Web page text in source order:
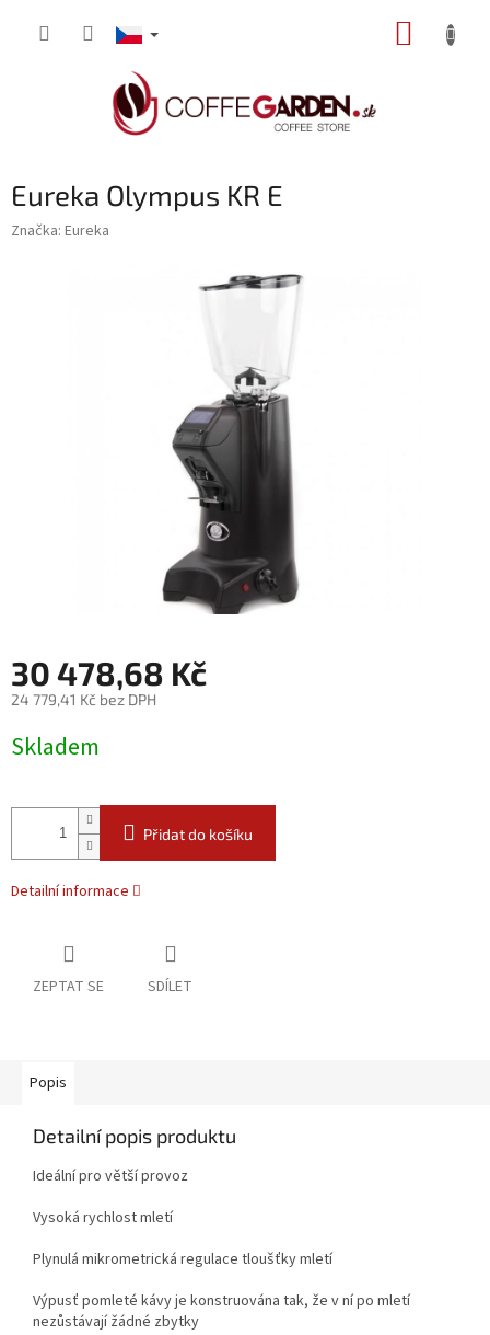
Eureka Olympus KR E
Značka: Eureka
30 478,68 Kč
24 779,41 Kč bez DPH
cena:
Skladem
Přidat do košíku
Detailní informace
ZEPTAT SE SDÍLET
Popis
Detailní popis produktu
Ideální pro větší provoz
Vysoká rychlost mletí
Plynulá mikrometrická regulace tloušťky mletí
Výpusť pomleté kávy je konstruována tak, že v ní po mletí
nezůstávají žádné zbytky